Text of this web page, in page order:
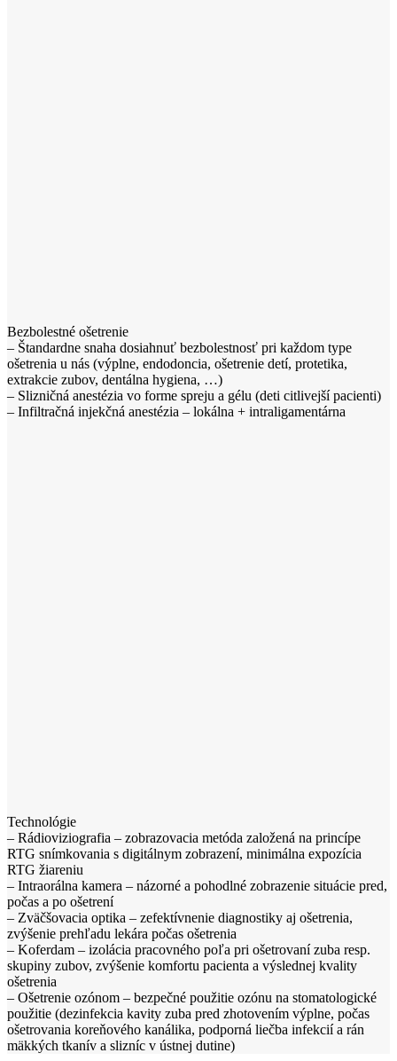
Bezbolestné ošetrenie
– Štandardne snaha dosiahnuť bezbolestnosť pri každom type
ošetrenia u nás (výplne, endodoncia, ošetrenie detí, protetika,
extrakcie zubov, dentálna hygiena, …)
– Slizničná anestézia vo forme spreju a gélu (deti citlivejší pacienti)
– Infiltračná injekčná anestézia – lokálna + intraligamentárna
Technológie
– Rádioviziografia – zobrazovacia metóda založená na princípe
RTG snímkovania s digitálnym zobrazení, minimálna expozícia
RTG žiareniu
– Intraorálna kamera – názorné a pohodlné zobrazenie situácie pred,
počas a po ošetrení
– Zväčšovacia optika – zefektívnenie diagnostiky aj ošetrenia,
zvýšenie prehľadu lekára počas ošetrenia
– Koferdam – izolácia pracovného poľa pri ošetrovaní zuba resp.
skupiny zubov, zvýšenie komfortu pacienta a výslednej kvality
ošetrenia
– Ošetrenie ozónom – bezpečné použitie ozónu na stomatologické
použitie (dezinfekcia kavity zuba pred zhotovením výplne, počas
ošetrovania koreňového kanálika, podporná liečba infekcií a rán
mäkkých tkanív a slizníc v ústnej dutine)